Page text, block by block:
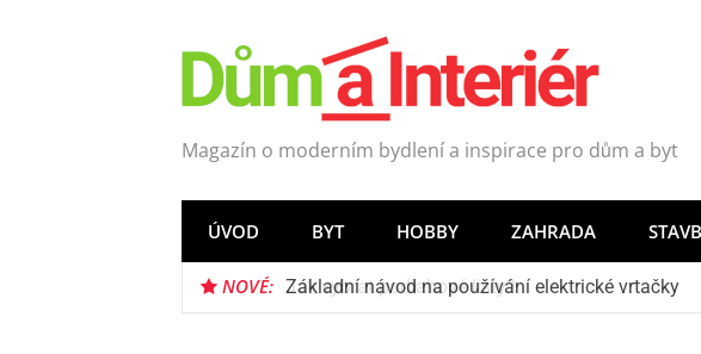
Magazín o moderním bydlení a inspirace pro dům a byt
ÚVOD BYT HOBBY ZAHRADA
NOVÉ: Jak vybrat podlahové lišty?